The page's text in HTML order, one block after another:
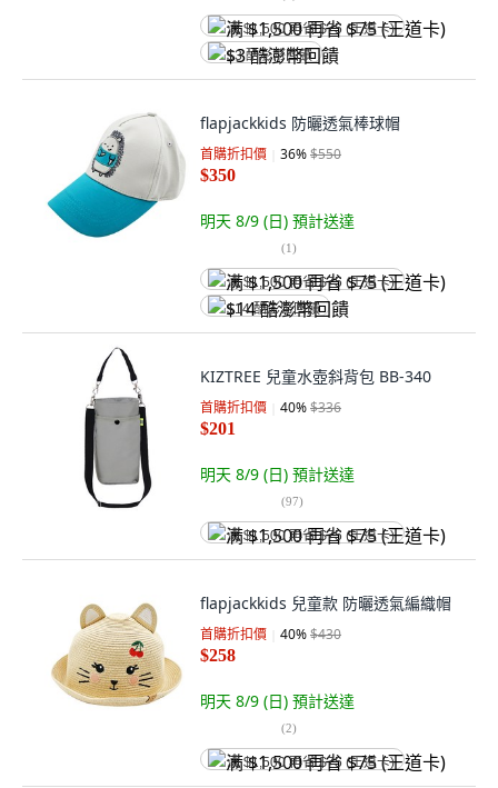
满 $1,500 再省 $75 (王道卡)
$3 酷澎幣回饋
flapjackkids 防曬透氣棒球帽
首購折扣價 36%$550
$350
明天 8/9 (日) 預計送達
(1)
满 $1,500 再省 $75 (王道卡)
$14 酷澎幣回饋
KIZTREE 兒童水壺斜背包 BB-340
首購折扣價 40%$336
$201
明天 8/9 (日) 預計送達
(97)
满 $1,500 再省 $75 (王道卡)
flapjackkids 兒童款 防曬透氣編織帽
首購折扣價 40%$430
$258
明天 8/9 (日) 預計送達
(2)
满 $1,500 再省 $75 (王道卡)